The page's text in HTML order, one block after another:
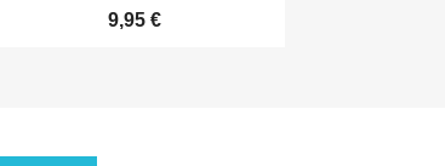
9,95 €